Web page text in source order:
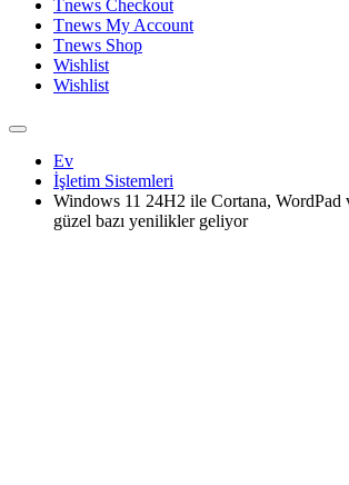
Tnews Checkout
Tnews My Account
Tnews Shop
Wishlist
Wishlist
Ev
İşletim Sistemleri
Windows 11 24H2 ile Cortana, WordPad
güzel bazı yenilikler geliyor